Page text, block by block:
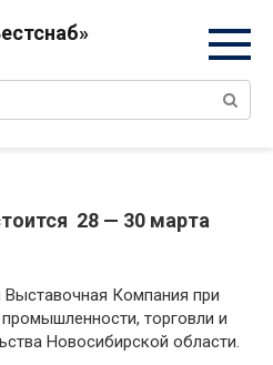
28 — 30 марта
Компания при
торговли и
Новосибирской области.